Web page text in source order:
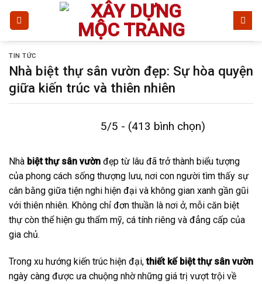
dungTIN TỨC
Nhà biệt thự sân vườn đẹp: Sự hòa quyện
giữa kiến trúc và thiên nhiên
5/5 - (413 bình chọn)
Nhà biệt thự sân vườn đẹp từ lâu đã trở thành biểu tượng
của phong cách sống thượng lưu, nơi con người tìm thấy sự
cân bằng giữa tiện nghi hiện đại và không gian xanh gần gũi
với thiên nhiên. Không chỉ đơn thuần là nơi ở, mỗi căn biệt
thự còn thể hiện gu thẩm mỹ, cá tính riêng và đẳng cấp của
gia chủ.
Trong xu hướng kiến trúc hiện đại,thiết kế biệt thự sân vườn
ngày càng được ưa chuộng nhờ những giá trị vượt trội về